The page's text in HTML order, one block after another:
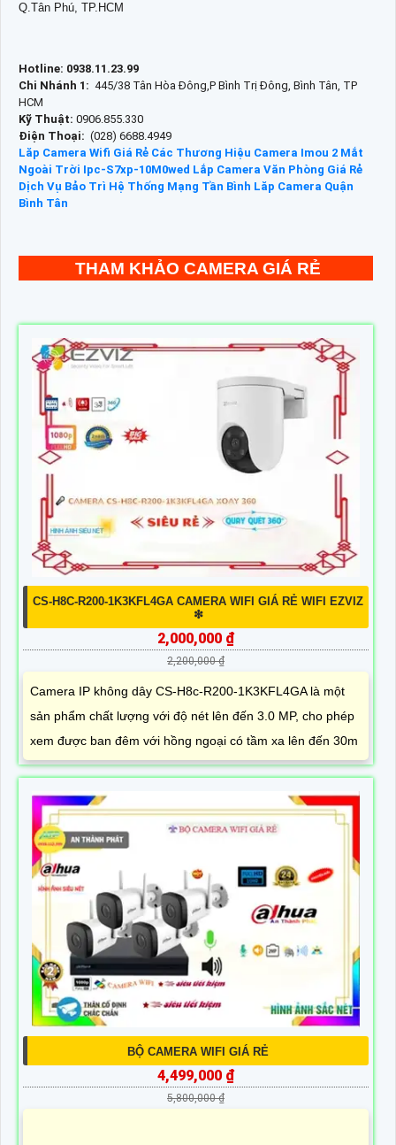
Q.Tân Phú, TP.HCM
Hotline: 0938.11.23.99
Chi Nhánh 1: 445/38 Tân Hòa Đông,P Bình Trị Đông, Bình Tân, TP
HCM
Kỹ Thuật: 0906.855.330
Điện Thoại: (028) 6688.4949
Lăp Camera Wifi Giá Rẻ Các Thương Hiệu Camera Imou 2 Mắt
Ngoài Trời Ipc-S7xp-10M0wed Lắp Camera Văn Phòng Giá Rẻ
Dịch Vụ Bảo Trì Hệ Thống Mạng Tần Bình Lăp Camera Quận
Bình Tân
THAM KHẢO CAMERA GIÁ RẺ
CS-H8C-R200-1K3KFL4GA CAMERA WIFI GIÁ RẺ WIFI EZVIZ
❇
2,000,000 ₫
2,200,000 ₫
Camera IP không dây CS-H8c-R200-1K3KFL4GA là một
sản phẩm chất lượng với độ nét lên đến 3.0 MP, cho phép
xem được ban đêm với hồng ngoại có tầm xa lên đến 30m
BỘ CAMERA WIFI GIÁ RẺ
4,499,000 ₫
5,800,000 ₫